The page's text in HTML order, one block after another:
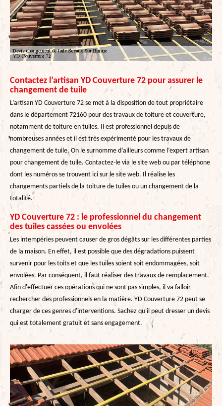
Contactez l’artisan YD Couverture 72 pour assurer le
changement de tuile
L’artisan YD Couverture 72 se met à la disposition de tout propriétaire
dans le département 72160 pour des travaux de toiture et couverture,
notamment de toiture en tuiles. Il est professionnel depuis de
nombreuses années et il est très expérimenté pour les travaux de
changement de tuile. On le surnomme d’ailleurs comme l’expert artisan
pour changement de tuile. Contactez-le via le site web ou par téléphone
dont les numéros se trouvent ici sur le site web. Il réalise les
changements partiels de la toiture de tuiles ou un changement de la
totalité.
YD Couverture 72 : le professionnel du changement
des tuiles cassées ou envolées
Les intempéries peuvent causer de gros dégâts sur les différentes parties
de la maison. En effet, il est possible que des dégradations puissent
survenir pour les toits et que les tuiles soient soit endommagées, soit
envolées. Par conséquent, il faut réaliser des travaux de remplacement.
Afin d'effectuer ces opérations qui ne sont pas simples, il va falloir
rechercher des professionnels en la matière. YD Couverture 72 peut se
charger de ces genres d'interventions. Sachez qu'il peut dresser un devis
qui est totalement gratuit et sans engagement.